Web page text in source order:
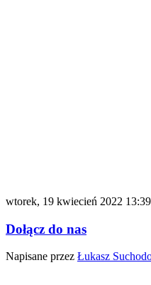
wtorek, 19 kwiecień 2022 13:39
Dołącz do nas
Napisane przez Łukasz